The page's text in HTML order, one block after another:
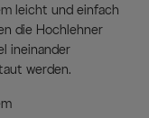
leicht und einfach
die Hochlehner
ineinander
werden.